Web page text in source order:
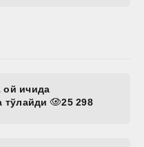
ой ичида
тўлайди
25 298